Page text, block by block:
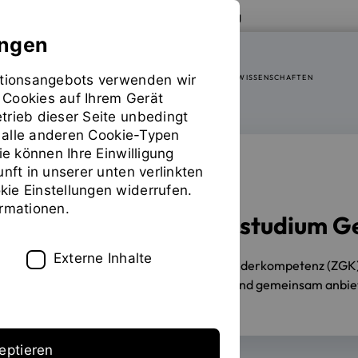
Zur Website der OTH Regensburg
FAKULTÄT SOZIAL- UND GESUNDHEITSWISSENSCHAFTEN
ZUSATZSTUDIUM
Fünf Jahre Zusatzstudium
22.11.2024 Das Zusatzstudium Genderkompetenz
Studierenden hochschulübergreifend gemeinsam
verwenden wir
auf Ihrem Gerät
dieser Seite unbedingt
anderen Cookie-Typen
können Ihre Einwilligung
in unserer unten verlinkten
Einstellungen widerrufen.
Externe Inhalte